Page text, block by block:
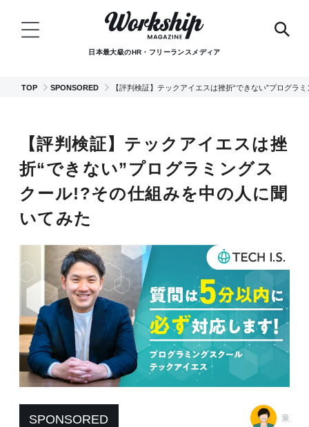
日本最大級のHR・フリーランスメディア
TOP SPONSORED 【評判検証】テックアイエスは挫折“できない”プログラ
【評判検証】テックアイエスは挫
折“できない”プログラミングス
クール!?その仕組みを中の人に聞
いてみた
SPONSORED 泉